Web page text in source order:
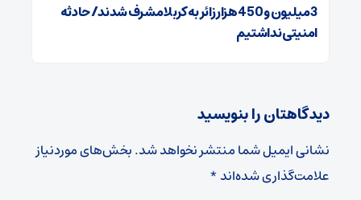
3 میلیون و 450 هزار ‌زائر به کربلا مشرف شد‌ند/‌ حادثه
امنیتی نداشتیم
دیدگاهتان را بنویسید
نشانی ایمیل شما منتشر نخواهد شد.بخش‌های موردنیاز
علامت‌گذاری شده‌اند*